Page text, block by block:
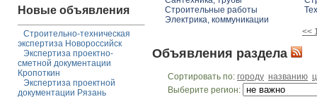
Новые объявления
Строительно-техническая
экспертиза Новороссийск
Экспертиза проектно-
сметной документации
Кропоткин
Экспертиза проектной
документации Рязань
Строительные работы
Электрика, коммуникации
<<
Объявления раздела
Сортировать по: городу названию
Выберите регион: